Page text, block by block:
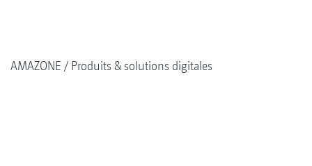
AMAZONE Produits & solutions digitales